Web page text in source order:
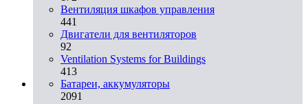
Вентиляция шкафов управления
441
Двигатели для вентиляторов
92
Ventilation Systems for Buildings
413
Батареи, аккумуляторы
2091